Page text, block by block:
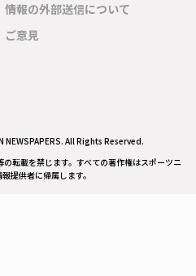
情報の外部送信について
ご意見
All Rights Reserved.
転載を禁じます。すべての著作権はスポーツニ
提供者に帰属します。